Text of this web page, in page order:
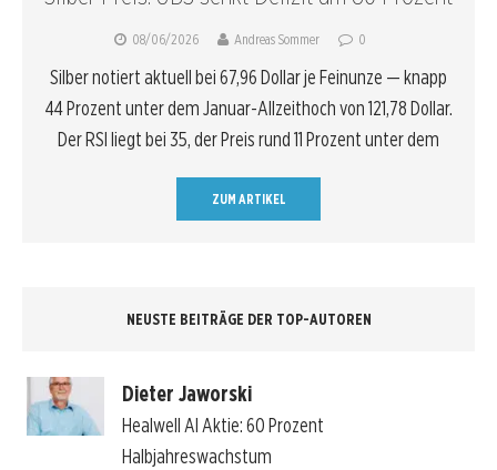
08/06/2026 Andreas Sommer 0
Silber notiert aktuell bei 67,96 Dollar je Feinunze — knapp
44 Prozent unter dem Januar-Allzeithoch von 121,78 Dollar.
Der RSI liegt bei 35, der Preis rund 11 Prozent unter dem
ZUM ARTIKEL
NEUSTE BEITRÄGE DER TOP-AUTOREN
Dieter Jaworski
Healwell AI Aktie: 60 Prozent
Halbjahreswachstum